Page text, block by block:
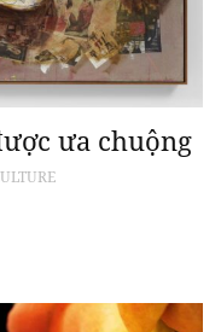
ưa chuộng